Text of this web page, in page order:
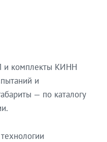
и комплекты КИНН
и
— по каталогу